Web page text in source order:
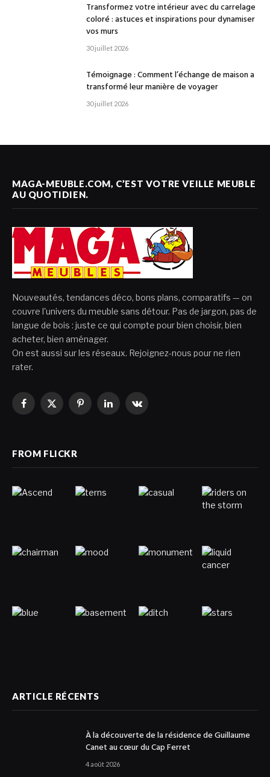
Transformez votre intérieur avec du carrelage
coloré : astuces et inspirations pour dynamiser
vos murs
30 juillet 2026
Témoignage : Comment l’échange de maison a
transformé leur manière de voyager
30 juillet 2026
MAGA-MEUBLE.COM, C’EST VOTRE VEILLE MEUBLE
AU QUOTIDIEN.
Nouveautés, tendances déco, bons plans, comparatifs — on
couvre l'univers du meuble sans détour. Pas de jargon, pas de
langue de bois : juste ce qui compte pour bien choisir, bien
acheter, bien aménager.
On est aussi sur les réseaux. Rejoignez-nous pour ne rien
rater.
Facebook
X
PinterestLinkedInVKontakte
FROM FLICKR
ARTICLE RÉCENTS
À la découverte de la résidence de Guillaume
Canet au cœur du Cap Ferret
4 août 2026